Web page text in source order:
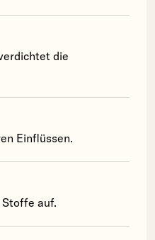
die
Einflüssen.
auf.